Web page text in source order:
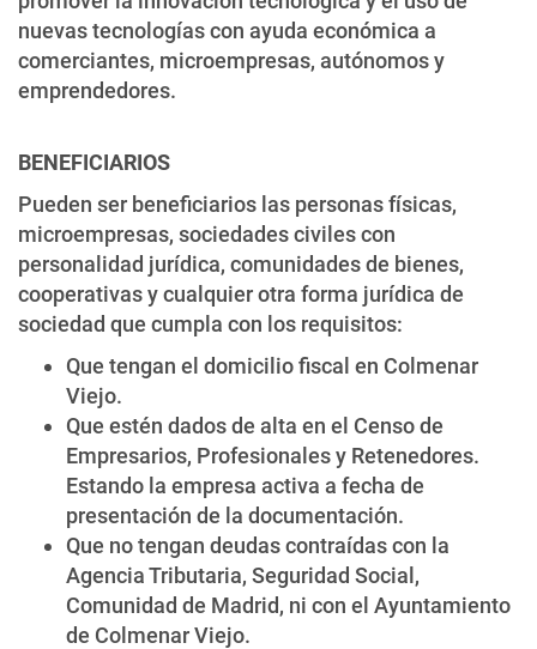
nuevas tecnologías con ayuda económica a
comerciantes, microempresas, autónomos y
emprendedores.
BENEFICIARIOS
Pueden ser beneficiarios las personas físicas,
microempresas, sociedades civiles con
personalidad jurídica, comunidades de bienes,
cooperativas y cualquier otra forma jurídica de
sociedad que cumpla con los requisitos:
Que tengan el domicilio fiscal en Colmenar
Viejo.
Que estén dados de alta en el Censo de
Empresarios, Profesionales y Retenedores.
Estando la empresa activa a fecha de
presentación de la documentación.
Que no tengan deudas contraídas con la
Agencia Tributaria, Seguridad Social,
Comunidad de Madrid, ni con el Ayuntamiento
de Colmenar Viejo.